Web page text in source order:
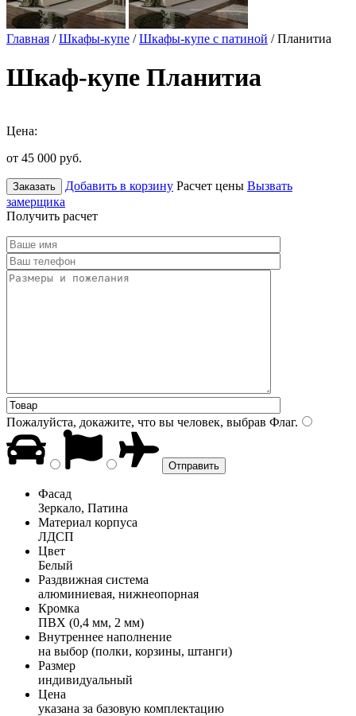
Главная /Шкафы-купе /Шкафы-купе с патиной / Планитиа
Шкаф-купе Планитиа
Цена:
от 45 000 руб.
Заказать Добавить в корзину Расчет цены Вызвать
замерщика
Получить расчет
Пожалуйста, докажите, что вы человек, выбрав Флаг.
Фасад
Зеркало, Патина
Материал корпуса
ЛДСП
Цвет
Белый
Раздвижная система
алюминиевая, нижнеопорная
Кромка
ПВХ (0,4 мм, 2 мм)
Внутреннее наполнение
на выбор (полки, корзины, штанги)
Размер
индивидуальный
Цена
указана за базовую комплектацию